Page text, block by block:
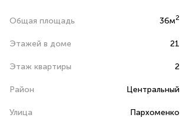
Общая площадь 36м2
Этажей в доме 21
Этаж квартиры 2
Район Центральный
Улица Пархоменко